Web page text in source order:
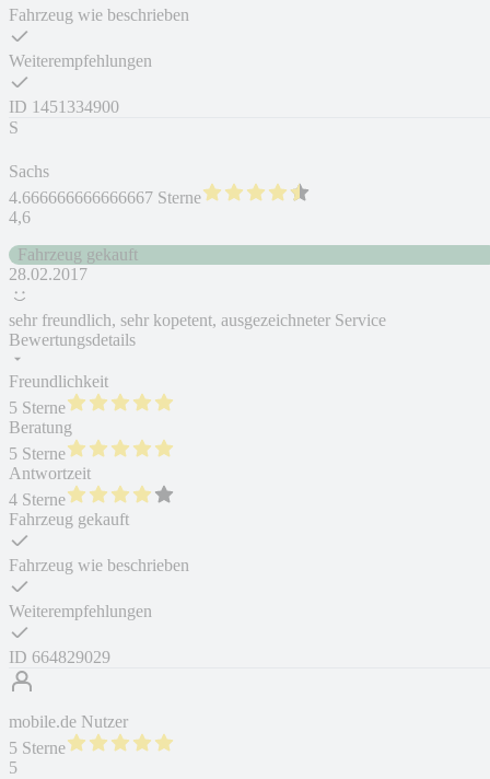
Fahrzeug wie beschrieben
Weiterempfehlungen
ID 1451334900
S
Sachs
4.666666666666667 Sterne
4,6
Fahrzeug gekauft
28.02.2017
sehr freundlich, sehr kopetent, ausgezeichneter Service
Bewertungsdetails
Freundlichkeit
5 Sterne
Beratung
5 Sterne
Antwortzeit
4 Sterne
Fahrzeug gekauft
Fahrzeug wie beschrieben
Weiterempfehlungen
ID 664829029
mobile.de Nutzer
5 Sterne
5